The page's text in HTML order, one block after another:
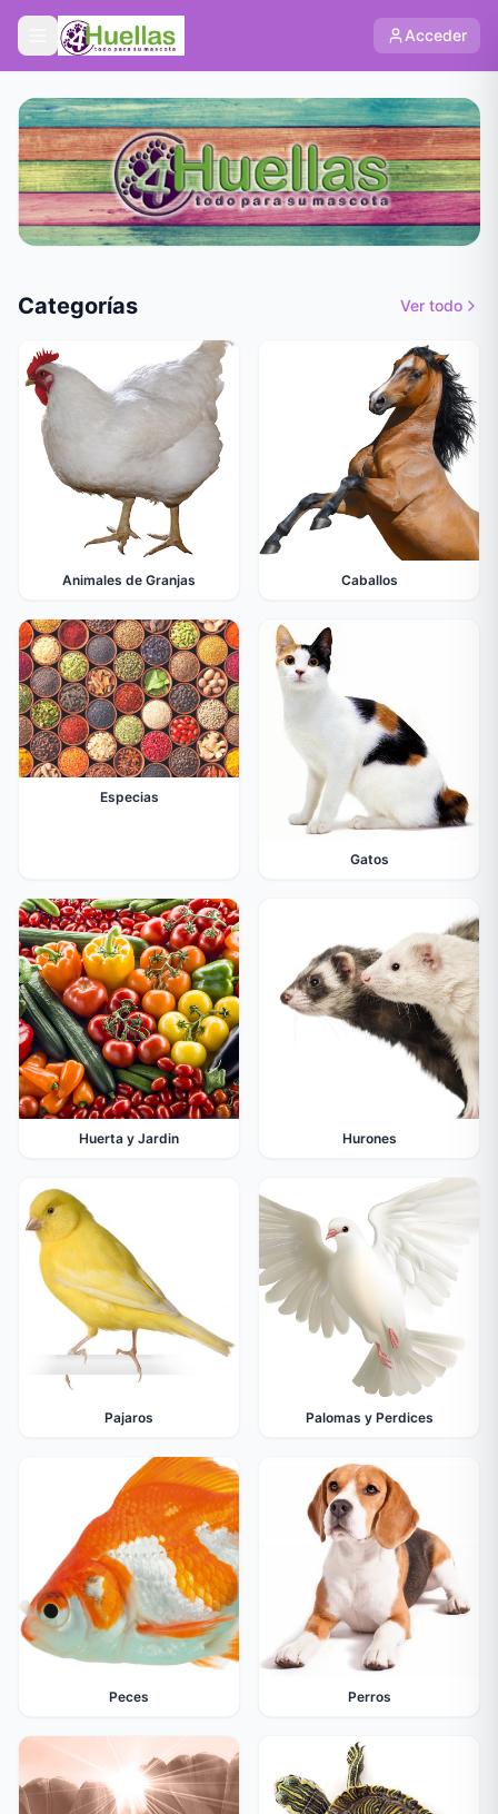
Acceder
Categorías Ver todo
Animales de Granjas Caballos
Especias
Gatos
Huerta y Jardin Hurones
Pajaros Palomas y Perdices
Peces Perros